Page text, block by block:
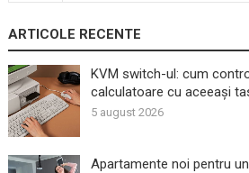
ARTICOLE RECENTE
KVM switch-ul: cum
calculatoare cu aceeași
5 august 2026
Apartamente noi pentru